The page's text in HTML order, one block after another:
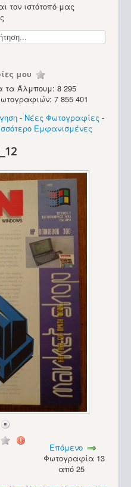
τον ιστότοπό μας
μου
τα Άλμπουμ: 8 295
7 855 401
- Νέες Φωτογραφίες -
Εμφανισμένες
Επόμενο
Φωτογραφία 13
από 25